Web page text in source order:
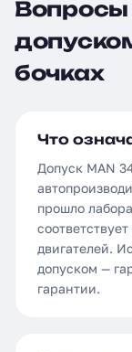
Вопросы
бочках
Что
Допуск MAN
прошло
двигателей.
допуском —
гарантии.